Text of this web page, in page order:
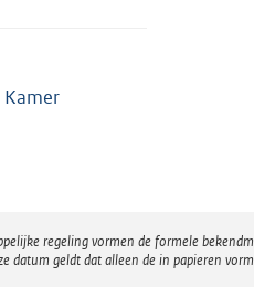
Kamer
regeling vormen de formele
datum geldt dat alleen de in papieren